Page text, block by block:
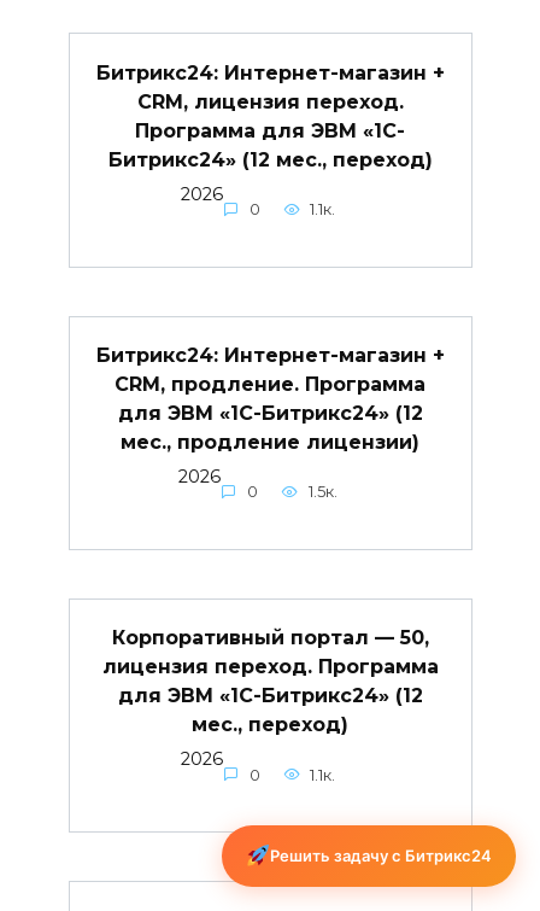
Битрикс24: Интернет-магазин +
CRM, лицензия переход.
Программа для ЭВМ «1С-
Битрикс24» (12 мес., переход)
2026
0 1.1к.
Битрикс24: Интернет-магазин +
CRM, продление. Программа
для ЭВМ «1С-Битрикс24» (12
мес., продление лицензии)
2026
0 1.5к.
Корпоративный портал — 50,
лицензия переход. Программа
для ЭВМ «1С-Битрикс24» (12
мес., переход)
2026
0 1.1к.
Решить задачу с Битрикс24